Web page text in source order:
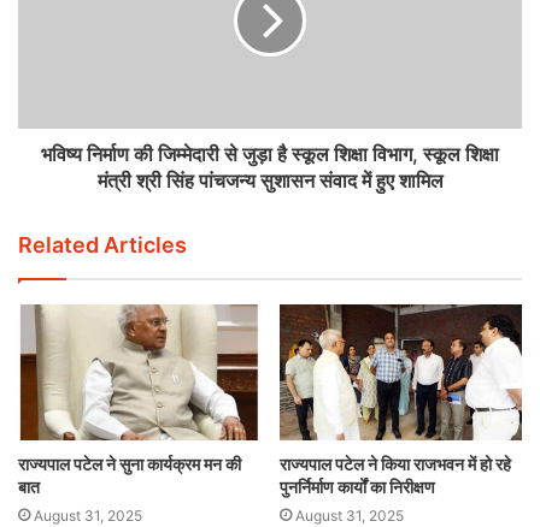
भविष्य निर्माण की जिम्मेदारी से जुड़ा है स्कूल शिक्षा विभाग, स्कूल शिक्षा
मंत्री श्री सिंह पांचजन्य सुशासन संवाद में हुए शामिल
Related Articles
राज्यपाल पटेल ने सुना कार्यक्रम मन की
बात
August 31, 2025
राज्यपाल पटेल ने किया राजभवन में हो रहे
पुनर्निर्माण कार्यों का निरीक्षण
August 31, 2025